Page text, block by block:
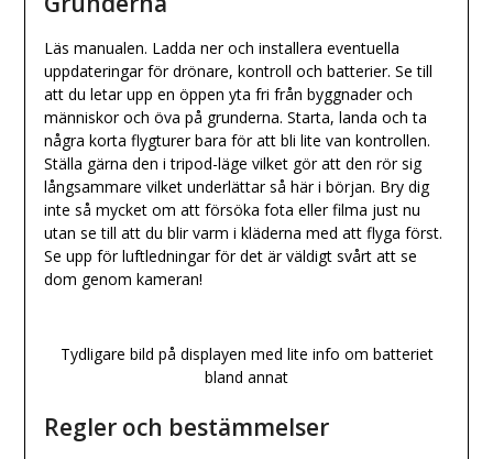
Läs manualen. Ladda ner och installera eventuella
uppdateringar för drönare, kontroll och batterier. Se till
att du letar upp en öppen yta fri från byggnader och
människor och öva på grunderna. Starta, landa och ta
några korta flygturer bara för att bli lite van kontrollen.
Ställa gärna den i tripod-läge vilket gör att den rör sig
långsammare vilket underlättar så här i början. Bry dig
inte så mycket om att försöka fota eller filma just nu
utan se till att du blir varm i kläderna med att flyga först.
Se upp för luftledningar för det är väldigt svårt att se
dom genom kameran!
Tydligare bild på displayen med lite info om batteriet
bland annat
Regler och bestämmelser